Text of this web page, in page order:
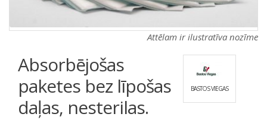
Attēlam ir ilustratīva nozīme
Absorbējošas
paketes bez līpošas
daļas, nesterilas.
BASTOS VIEGAS